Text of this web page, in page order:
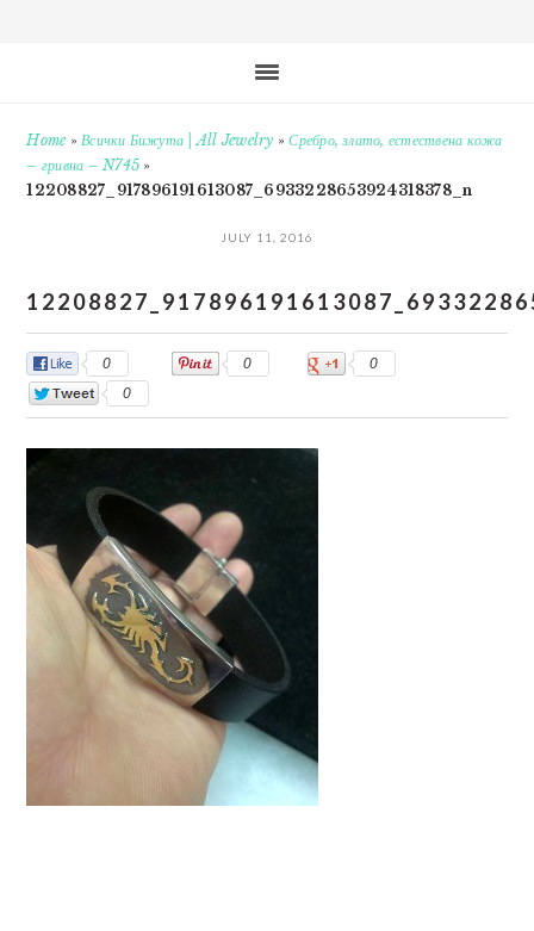
Home»Всички Бижута | All Jewelry »Сребро, злато, естествена кожа
– гривна – N745 »
12208827_917896191613087_6933228653924318378_n
JULY 11, 2016
0 0
0
0